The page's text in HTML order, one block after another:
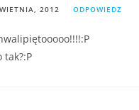
2012 ODPOWIEDZ
tak?:P